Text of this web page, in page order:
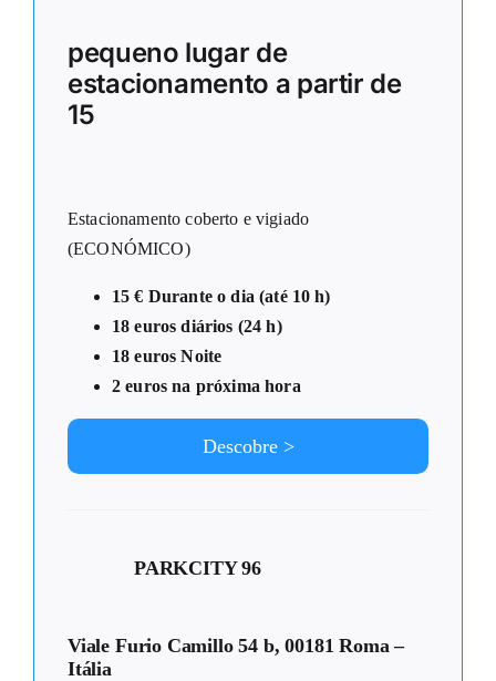
pequeno lugar de
estacionamento a partir de
15
Estacionamento coberto e vigiado
(ECONÓMICO)
15 € Durante o dia (até 10 h)
18 euros diários (24 h)
18 euros Noite
2 euros na próxima hora
Descobre >
PARKCITY 96
Viale Furio Camillo 54 b, 00181 Roma –
Itália